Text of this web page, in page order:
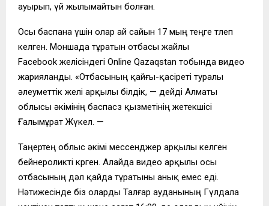
ауырып, үй жылымайтын болған.
Осы баспана үшін олар ай сайын 17 мың теңге төлеп
келген. Моншада тұратын отбасы жайлы
Facebook желісіндегі Online Qazaqstan тобында видео
жарияланды. «Отбасының қайғы-қасіреті туралы
әлеуметтік желі арқылы білдік, — дейді Алматы
облысы әкімінің баспасөз қызметінің жетекшісі
Ғалымұрат Жүкел. —
Таңертең облыс әкімі мессенджер арқылы келген
бейнероликті көрген. Алайда видео арқылы осы
отбасының дәл қайда тұратыны анық емес еді.
Нәтижесінде біз оларды Талғар ауданының Гүлдала